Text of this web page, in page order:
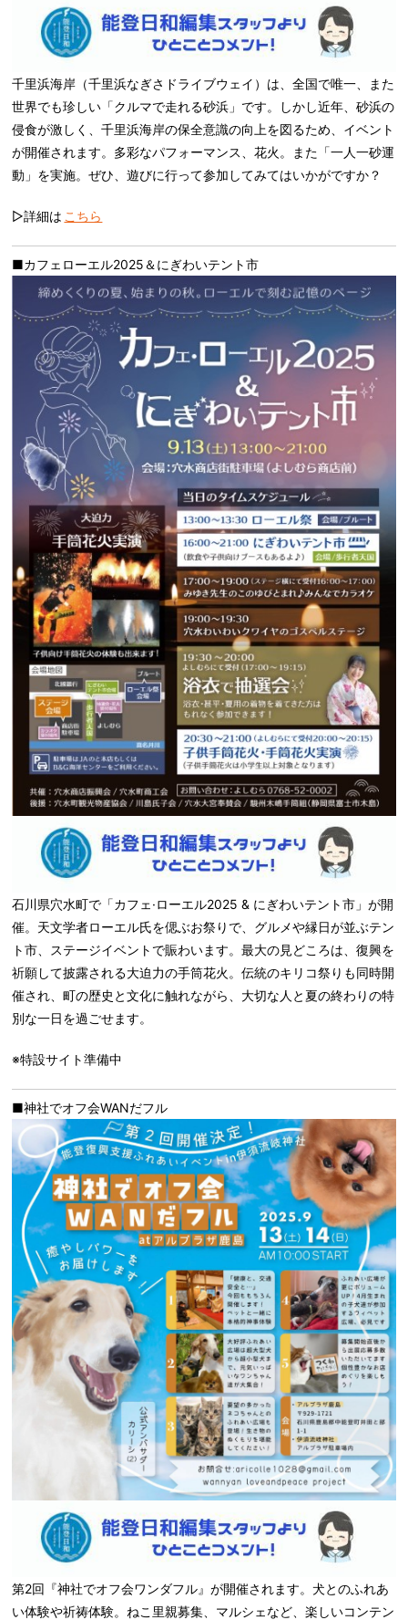
千里浜海岸（千里浜なぎさドライブウェイ）は、全国で唯一、また
世界でも珍しい「クルマで走れる砂浜」です。しかし近年、砂浜の
侵食が激しく、千里浜海岸の保全意識の向上を図るため、イベント
が開催されます。多彩なパフォーマンス、花火。また「一人一砂運
動」を実施。ぜひ、遊びに行って参加してみてはいかがですか？
▷詳細は こちら
■カフェローエル2025＆にぎわいテント市
石川県穴水町で「カフェ·ローエル2025 & にぎわいテント市」が開
催。天文学者ローエル氏を偲ぶお祭りで、グルメや縁日が並ぶテン
ト市、ステージイベントで賑わいます。最大の見どころは、復興を
祈願して披露される大迫力の手筒花火。伝統のキリコ祭りも同時開
催され、町の歴史と文化に触れながら、大切な人と夏の終わりの特
別な一日を過ごせます。
※特設サイト準備中
■神社でオフ会WANだフル
第2回『神社でオフ会ワンダフル』が開催されます。犬とのふれあ
い体験や祈祷体験。ねこ里親募集、マルシェなど、楽しいコンテン